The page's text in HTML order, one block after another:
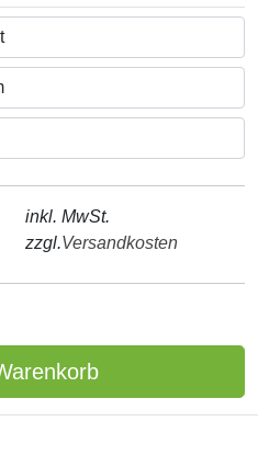
inkl. MwSt.
zzgl.Versandkosten